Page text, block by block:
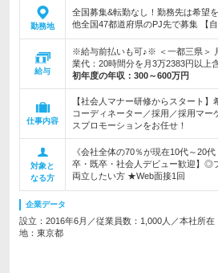
勤務地
全国募集&転勤なし！勤務先は希望
他全国47都道府県のPJ先で募集 【
給与
※給与前払いも可♪※ ＜一都三県＞
業代：20時間分を月3万2383円以上
初年度の年収： 300～600万円
仕事内容
【社会人マナー研修からスタート
コーディネーター／採用／採用マー
スプロモーションをお任せ！
対象と
なる方
《会社全体の70％が現在10代～20
卒・既卒・社会人デビュー歓迎】◎
両立したい方 ★Web面接1回
企業データ
設立：2016年6月／従業員数：1,000人／本社所在
地：東京都